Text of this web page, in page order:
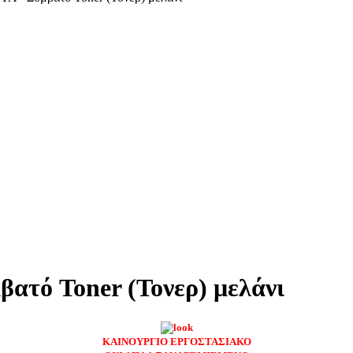
Toner (Τονερ) μελάνι
ΚΑΙΝΟΥΡΓΙΟ ΕΡΓΟΣΤΑΣΙΑΚΟ